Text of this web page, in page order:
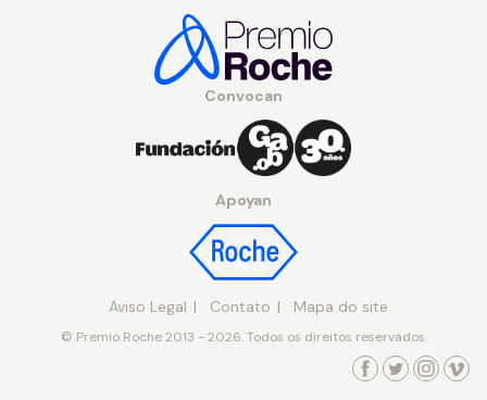
Convocan
Apoyan
Aviso Legal Contato Mapa do site
© Premio Roche 2013 - 2026. Todos os direitos reservados.